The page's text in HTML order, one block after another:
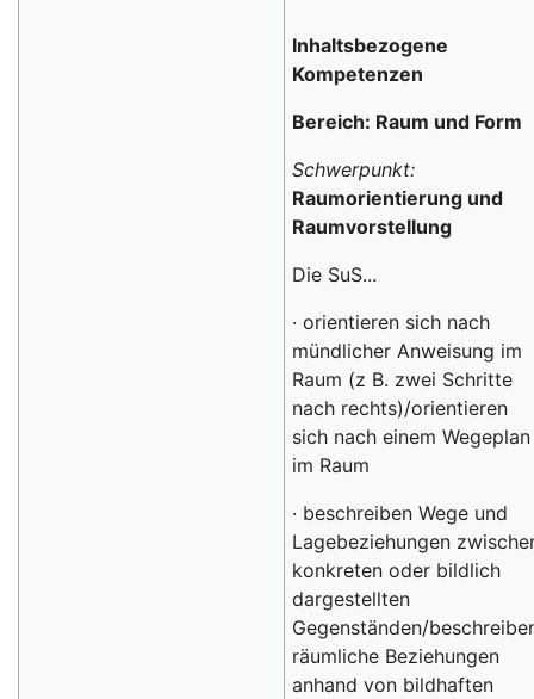
Inhaltsbezogene
Kompetenzen
Bereich: Raum und Form
Schwerpunkt:
Raumorientierung und
Raumvorstellung
Die SuS...
· orientieren sich nach
mündlicher Anweisung im
Raum (z B. zwei Schritte
nach rechts)/orientieren
sich nach einem Wegeplan
im Raum
· beschreiben Wege und
Lagebeziehungen
konkreten oder bildlich
dargestellten
Gegenständen/
räumliche Beziehungen
anhand von bildhaften